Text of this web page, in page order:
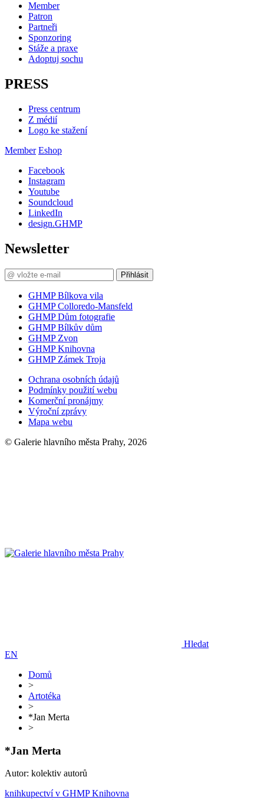
Member
Patron
Partneři
Sponzoring
Stáže a praxe
Adoptuj sochu
PRESS
Press centrum
Z médií
Logo ke stažení
Member Eshop
Facebook
Instagram
Youtube
Soundcloud
LinkedIn
design.GHMP
Newsletter
Přihlásit
GHMP Bílkova vila
GHMP Colloredo-Mansfeld
GHMP Dům fotografie
GHMP Bílkův dům
GHMP Zvon
GHMP Knihovna
GHMP Zámek Troja
Ochrana osobních údajů
Podmínky použití webu
Komerční pronájmy
Výroční zprávy
Mapa webu
© Galerie hlavního města Prahy, 2026
Hledat
EN
Domů
>
Artotéka
>
*Jan Merta
>
*Jan Merta
Autor: kolektiv autorů
knihkupectví v GHMP Knihovna